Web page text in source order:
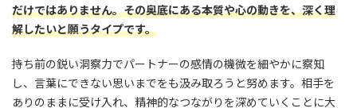
だけではありません。その奥底にある本質や心の動きを、深く理
解したいと願うタイプです。
持ち前の鋭い洞察力でパートナーの感情の機微を細やかに察知
し、言葉にできない思いまでをも汲み取ろうと努めます。相手を
ありのままに受け入れ、精神的なつながりを深めていくことに大